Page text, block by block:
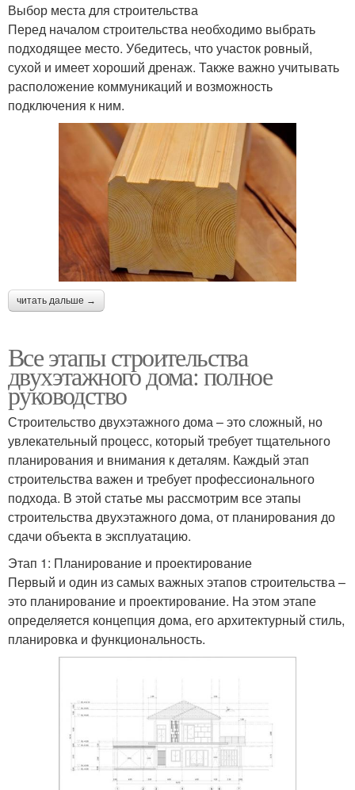
Выбор места для строительства
Перед началом строительства необходимо выбрать
подходящее место. Убедитесь, что участок ровный,
сухой и имеет хороший дренаж. Также важно учитывать
расположение коммуникаций и возможность
подключения к ним.
читать дальше →
Все этапы строительства
двухэтажного дома: полное
руководство
Строительство двухэтажного дома – это сложный, но
увлекательный процесс, который требует тщательного
планирования и внимания к деталям. Каждый этап
строительства важен и требует профессионального
подхода. В этой статье мы рассмотрим все этапы
строительства двухэтажного дома, от планирования до
сдачи объекта в эксплуатацию.
Этап 1: Планирование и проектирование
Первый и один из самых важных этапов строительства –
это планирование и проектирование. На этом этапе
определяется концепция дома, его архитектурный стиль,
планировка и функциональность.